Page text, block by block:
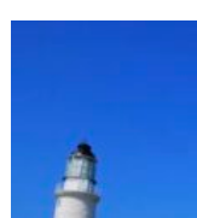
覽